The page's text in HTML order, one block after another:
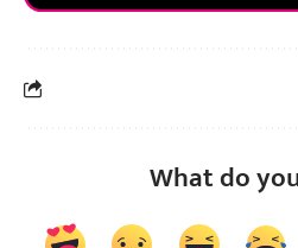
What do